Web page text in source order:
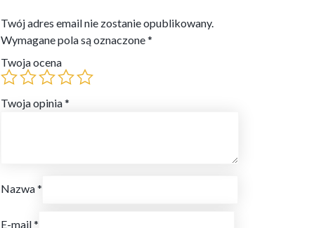
Twój adres email nie zostanie opublikowany.
Wymagane pola są oznaczone*
Twoja ocena
Twoja opinia*
Nazwa*
E-mail*